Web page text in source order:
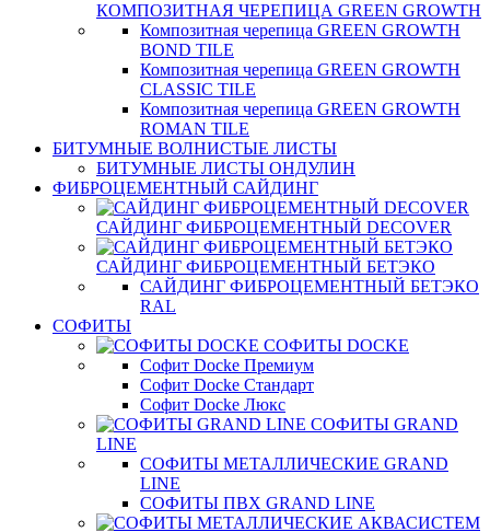
КОМПОЗИТНАЯ ЧЕРЕПИЦА GREEN GROWTH
Композитная черепица GREEN GROWTH
BOND TILE
Композитная черепица GREEN GROWTH
CLASSIC TILE
Композитная черепица GREEN GROWTH
ROMAN TILE
БИТУМНЫЕ ВОЛНИСТЫЕ ЛИСТЫ
БИТУМНЫЕ ЛИСТЫ ОНДУЛИН
ФИБРОЦЕМЕНТНЫЙ САЙДИНГ
САЙДИНГ ФИБРОЦЕМЕНТНЫЙ DECOVER
САЙДИНГ ФИБРОЦЕМЕНТНЫЙ БЕТЭКО
САЙДИНГ ФИБРОЦЕМЕНТНЫЙ БЕТЭКО
RAL
СОФИТЫ
СОФИТЫ DOCKE
Софит Docke Премиум
Софит Docke Стандарт
Софит Docke Люкс
СОФИТЫ GRAND
LINE
СОФИТЫ МЕТАЛЛИЧЕСКИЕ GRAND
LINE
СОФИТЫ ПВХ GRAND LINE